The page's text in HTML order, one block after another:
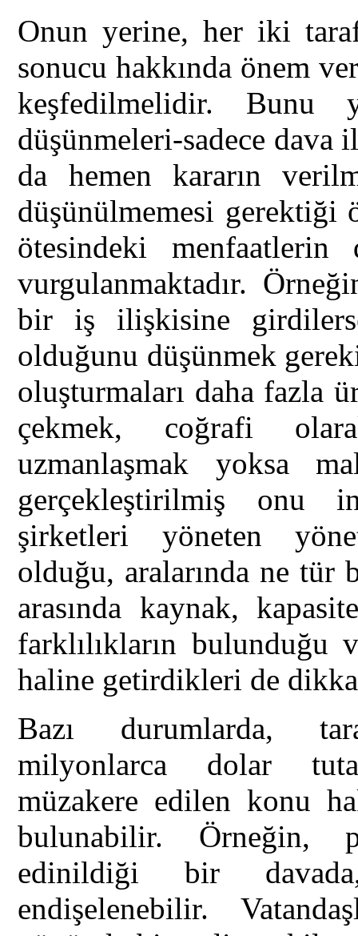
Onun yerine, her iki
sonucu hakkında önem
keşfedilmelidir. Bunu
düşünmeleri-sadece dava
da hemen kararın
düşünülmemesi gerektiği
ötesindeki menfaatlerin
vurgulanmaktadır.
bir iş ilişkisine
olduğunu düşünmek
oluşturmaları daha fazla
çekmek, coğrafi
uzmanlaşmak yoksa
gerçekleştirilmiş onu
şirketleri yöneten
olduğu, aralarında ne
arasında kaynak,
farklılıkların bulunduğu
haline getirdikleri de
Bazı durumlarda,
milyonlarca dolar
müzakere edilen konu
bulunabilir. Örneğin,
edinildiği bir
endişelenebilir.